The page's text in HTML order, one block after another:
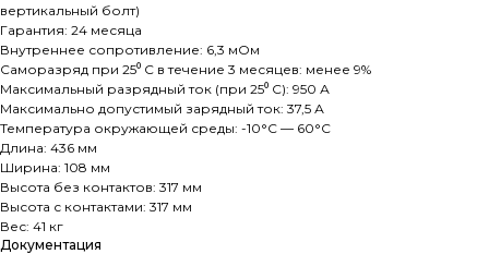
вертикальный болт)
Гарантия: 24 месяца
Внутреннее сопротивление: 6,3 мОм
Саморазряд при 25⁰ С в течение 3 месяцев: менее 9%
Максимальный разрядный ток (при 25⁰ С): 950 А
Максимально допустимый зарядный ток: 37,5 А
Температура окружающей среды: -10°C — 60°C
Длина: 436 мм
Ширина: 108 мм
Высота без контактов: 317 мм
Высота с контактами: 317 мм
Вес: 41 кг
Документация